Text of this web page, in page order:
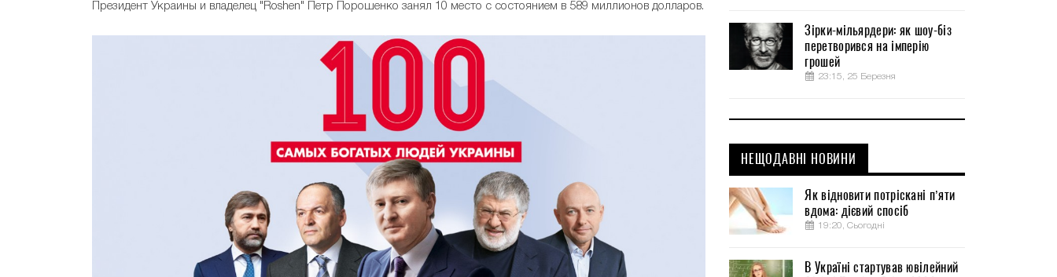
Президент Украины и владелец "Roshen" Петр Порошенко занял 10 место с состоянием в 589 миллионов долларов.
Зірки-мільярдери: як шоу-біз
перетворився на імперію
грошей
23:15, 25 Березня
НЕЩОДАВНІ НОВИНИ
Як відновити потріскані п’яти
вдома: дієвий спосіб
19:20, Сьогодні
В Україні стартував ювілейний